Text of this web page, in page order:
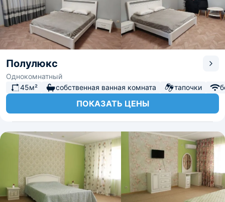
Полулюкс
Однокомнатный
45м²
собственная ванная комната тапочки
ПОКАЗАТЬ ЦЕНЫ